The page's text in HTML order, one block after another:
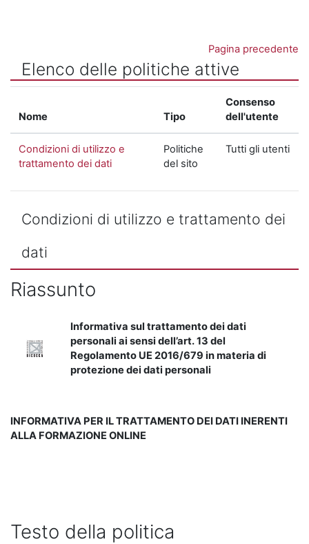
Pagina precedente
Elenco delle politiche attive
Nome Tipo
Consenso
dell'utente
Condizioni di utilizzo e
trattamento dei dati
Politiche
del sito
Tutti gli utenti
Condizioni di utilizzo e trattamento dei
dati
Riassunto
Informativa sul trattamento dei dati
personali ai sensi dell’art. 13 del
Regolamento UE 2016/679 in materia di
protezione dei dati personali
INFORMATIVA PER IL TRATTAMENTO DEI DATI INERENTI
ALLA FORMAZIONE ONLINE
Testo della politica